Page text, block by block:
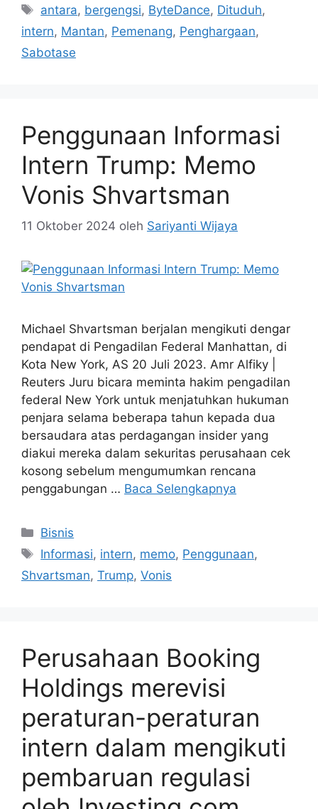
Tag
antara, bergengsi, ByteDance, Dituduh,
intern, Mantan, Pemenang, Penghargaan,
Sabotase
Penggunaan Informasi
Intern Trump: Memo
Vonis Shvartsman
11 Oktober 2024 oleh Sariyanti Wijaya
Michael Shvartsman berjalan mengikuti dengar
pendapat di Pengadilan Federal Manhattan, di
Kota New York, AS 20 Juli 2023. Amr Alfiky |
Reuters Juru bicara meminta hakim pengadilan
federal New York untuk menjatuhkan hukuman
penjara selama beberapa tahun kepada dua
bersaudara atas perdagangan insider yang
diakui mereka dalam sekuritas perusahaan cek
kosong sebelum mengumumkan rencana
penggabungan … Baca Selengkapnya
Kategori
Bisnis
Tag
Informasi, intern, memo, Penggunaan,
Shvartsman, Trump, Vonis
Perusahaan Booking
Holdings merevisi
peraturan-peraturan
intern dalam mengikuti
pembaruan regulasi